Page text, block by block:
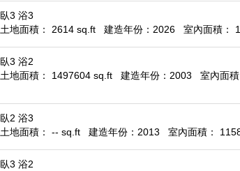
臥3 浴3
土地面積： 2614 sq.ft
建造年份：2026 室內面積：
臥3 浴2
土地面積： 1497604 sq.ft
建造年份：2003 室內面
臥2 浴3
土地面積： -- sq.ft
建造年份：2013 室內面積：
臥3 浴2